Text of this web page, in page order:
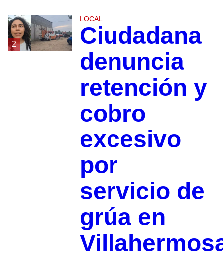
2
LOCAL
Ciudadana
denuncia
retención y
cobro
excesivo
por
servicio de
grúa en